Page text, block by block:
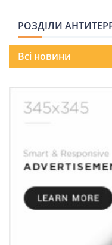
Літургійні
читання
УГКЦ
ПОДОРОЖІ
ЗДОРОВ’Я
РОЗДІЛИ
Всі новини